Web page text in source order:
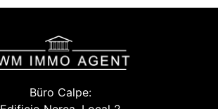
Büro Calpe: